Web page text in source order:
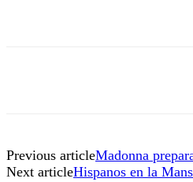
Previous articleMadonna
Next articleHispanos en la